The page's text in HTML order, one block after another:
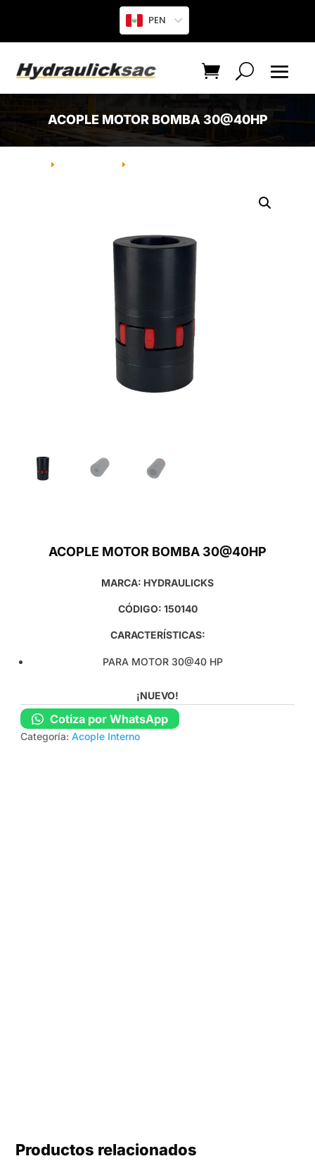
PEN
ACOPLE MOTOR BOMBA 30@40HP
E E
ACOPLE MOTOR BOMBA 30@40HP
MARCA: HYDRAULICKS
CÓDIGO: 150140
CARACTERÍSTICAS:
PARA MOTOR 30@40 HP
¡NUEVO!
Cotiza por WhatsApp
Categoría:Acople Interno
Productos relacionados